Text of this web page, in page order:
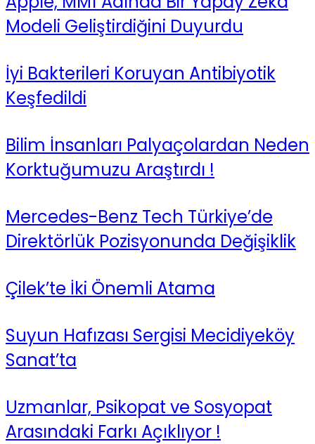
Modeli Geliştirdiğini Duyurdu
İyi Bakterileri Koruyan Antibiyotik
Keşfedildi
Bilim İnsanları Palyaçolardan Neden
Korktuğumuzu Araştırdı !
Mercedes-Benz Tech Türkiye’de
Direktörlük Pozisyonunda Değişiklik
Çilek’te İki Önemli Atama
Suyun Hafızası Sergisi Mecidiyeköy
Sanat’ta
Uzmanlar, Psikopat ve Sosyopat
Arasındaki Farkı Açıklıyor !